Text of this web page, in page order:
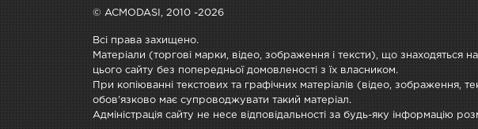
© ACMODASI, 2010 -2026
Всі права захищено.
Матеріали (торгові марки, відео, зображення і тексти), що знаходяться
цього сайту без попередньої домовленості з їх власником.
При копіюванні текстових та графічних матеріалів (відео, зображення,
обов'язково має супроводжувати такий матеріал.
Адміністрація сайту не несе відповідальності за будь-яку інформацію